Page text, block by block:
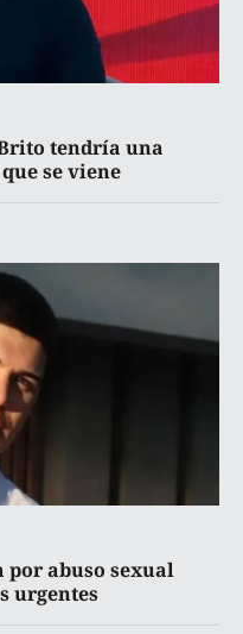
tendría una
se viene
por abuso sexual
urgentes